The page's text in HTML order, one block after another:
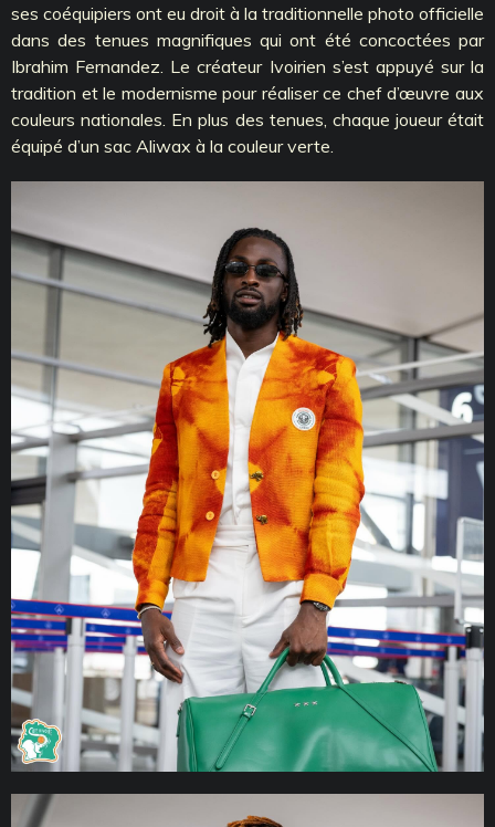
ses coéquipiers ont eu droit à la traditionnelle photo officielle
dans des tenues magnifiques qui ont été concoctées par
Ibrahim Fernandez. Le créateur Ivoirien s’est appuyé sur la
tradition et le modernisme pour réaliser ce chef d’œuvre aux
couleurs nationales. En plus des tenues, chaque joueur était
équipé d’un sac Aliwax à la couleur verte.